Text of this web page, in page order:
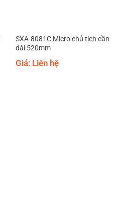
SXA-8081C Micro chủ tịch cần
dài 520mm
Giá: Liên hệ